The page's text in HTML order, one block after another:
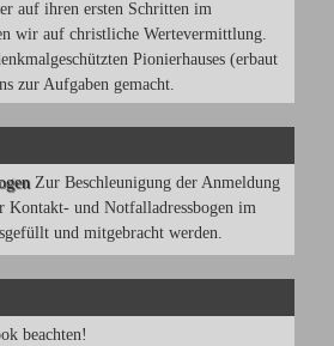
auf ihren ersten Schritten im
wir auf christliche Wertevermittlung.
Pionierhauses (erbaut
zur Aufgaben gemacht.
Zur Beschleunigung der Anmeldung
Kontakt- und Notfalladressbogen im
und mitgebracht werden.
beachten!